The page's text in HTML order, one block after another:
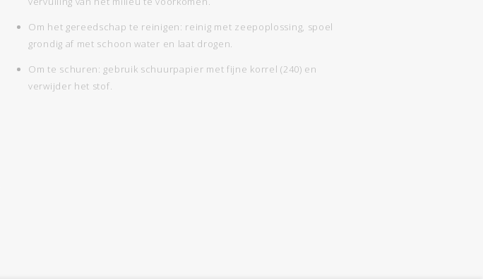
Om het gereedschap te reinigen: reinig met zeepoplossing, spoel
grondig af met schoon water en laat drogen.
Om te schuren: gebruik schuurpapier met fijne korrel (240) en
verwijder het stof.